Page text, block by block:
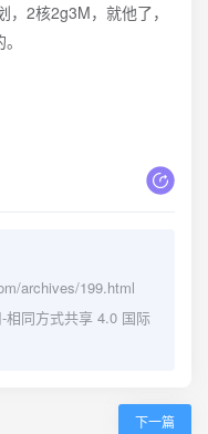
2核2g3M，就他了，
archives/199.html
相同方式共享 4.0 国际
下一篇